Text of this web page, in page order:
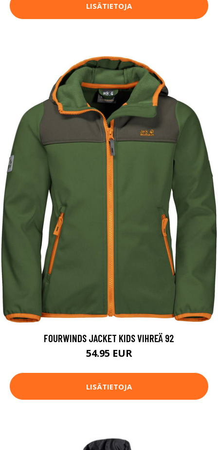
LISÄTIETOJA
FOURWINDS JACKET KIDS VIHREÄ 92
54.95 EUR
LISÄTIETOJA